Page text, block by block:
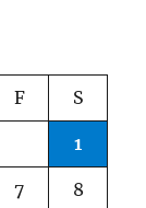
F S
1
7 8